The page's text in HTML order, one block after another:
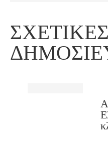
ΣΧΕΤΙΚΈΣ